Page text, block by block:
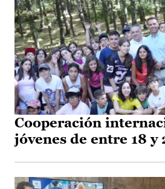
Cooperación
jóvenes de entre 18 y